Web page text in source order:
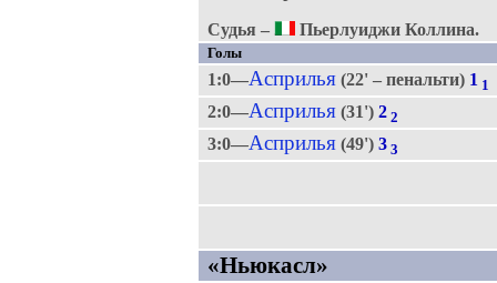
Судья –
Пьерлуиджи Коллина.
Голы
1:0—Асприлья(22' – пенальти) 1 1
2:0—Асприлья(31') 2 2
3:0—Асприлья(49') 3 3
«Ньюкасл»